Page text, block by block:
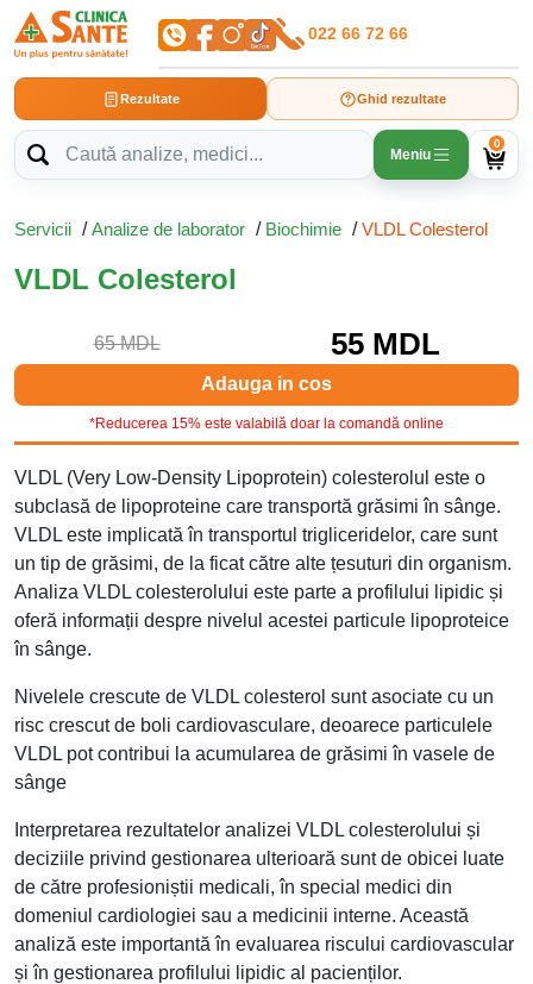
022 66 72 66
Rezultate Ghid rezultate
Meniu
0
Servicii /Analize de laborator / Biochimie /VLDL Colesterol
VLDL Colesterol
65 MDL 55 MDL
Adauga in cos
*Reducerea 15% este valabilă doar la comandă online
VLDL (Very Low-Density Lipoprotein) colesterolul este o
subclasă de lipoproteine care transportă grăsimi în sânge.
VLDL este implicată în transportul trigliceridelor, care sunt
un tip de grăsimi, de la ficat către alte țesuturi din organism.
Analiza VLDL colesterolului este parte a profilului lipidic și
oferă informații despre nivelul acestei particule lipoproteice
în sânge.
Nivelele crescute de VLDL colesterol sunt asociate cu un
risc crescut de boli cardiovasculare, deoarece particulele
VLDL pot contribui la acumularea de grăsimi în vasele de
sânge
Interpretarea rezultatelor analizei VLDL colesterolului și
deciziile privind gestionarea ulterioară sunt de obicei luate
de către profesioniștii medicali, în special medici din
domeniul cardiologiei sau a medicinii interne. Această
analiză este importantă în evaluarea riscului cardiovascular
și în gestionarea profilului lipidic al pacienților.